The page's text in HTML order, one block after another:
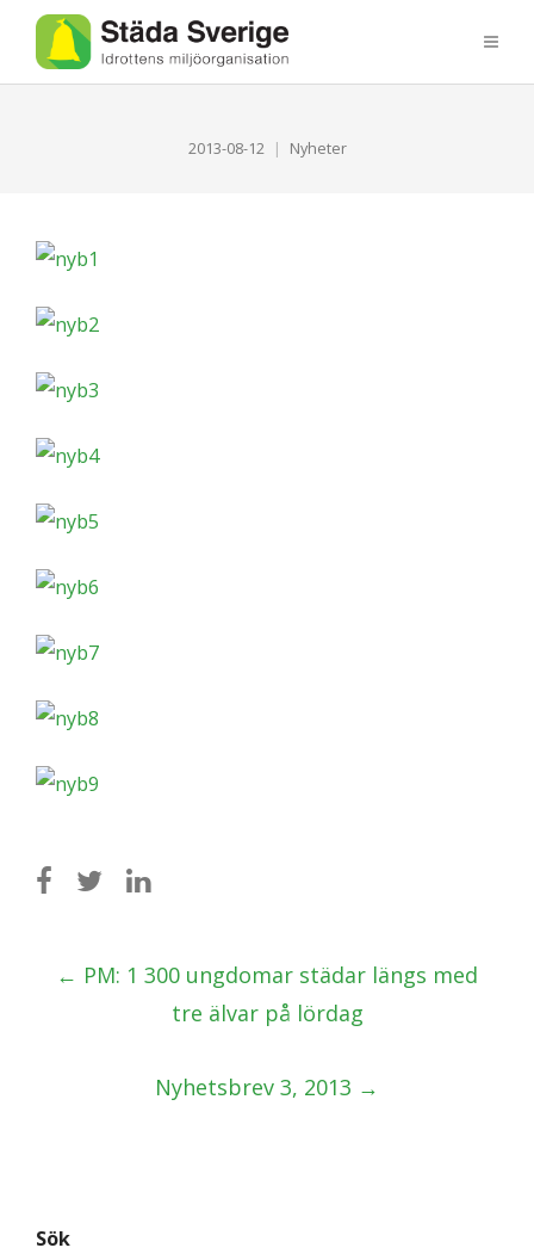
2013-08-12 Nyheter
Post
navigation
← PM: 1 300 ungdomar städar längs med
tre älvar på lördag
Nyhetsbrev 3, 2013 →
Sök